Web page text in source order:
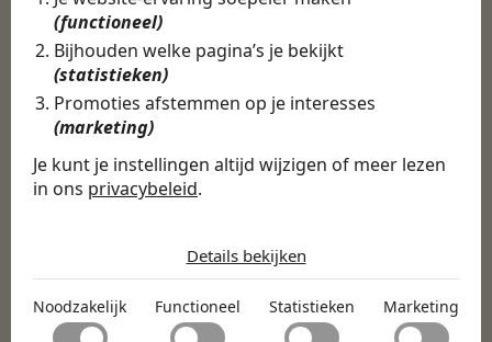
(functioneel)
Bijhouden welke pagina’s je bekijkt
(statistieken)
Promoties afstemmen op je interesses
(marketing)
Je kunt je instellingen altijd wijzigen of meer lezen
in ons privacybeleid.
Noodzakelijk
Noodzakelijke cookies helpen een website bruikbaar te
maken door basisfuncties zoals paginanavigatie en
Functioneel
Details bekijken
Noodzakelijk Functioneel Statistieken Marketing
Ontdek meer dan 500+
werkgevers
Finance, HR & administratie ICT
Horeca & Retail
Marketing & Communicatie
Zorg & Welzijn